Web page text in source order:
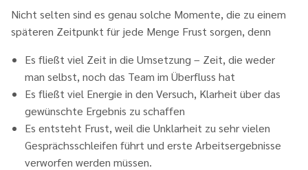
Nicht selten sind es genau solche Momente, die zu einem
späteren Zeitpunkt für jede Menge Frust sorgen, denn
Es fließt viel Zeit in die Umsetzung – Zeit, die weder
man selbst, noch das Team im Überfluss hat
Es fließt viel Energie in den Versuch, Klarheit über das
gewünschte Ergebnis zu schaffen
Es entsteht Frust, weil die Unklarheit zu sehr vielen
Gesprächsschleifen führt und erste Arbeitsergebnisse
verworfen werden müssen.